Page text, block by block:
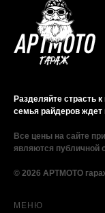
Разделяйте страсть
семья райдеров ждет
Все цены на сайте
являются публичной
© 2026 АРТМОТО
МЕНЮ